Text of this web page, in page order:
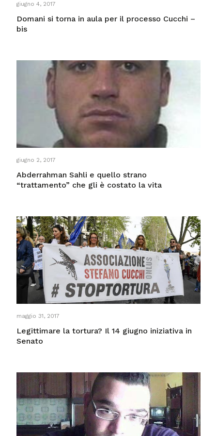
giugno 4, 2017
Domani si torna in aula per il processo Cucchi –
bis
giugno 2, 2017
Abderrahman Sahli e quello strano
“trattamento” che gli è costato la vita
maggio 31, 2017
Legittimare la tortura? Il 14 giugno iniziativa in
Senato